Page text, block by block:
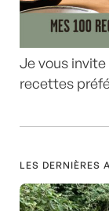
Je vous
recettes
LES DERNIÈRES